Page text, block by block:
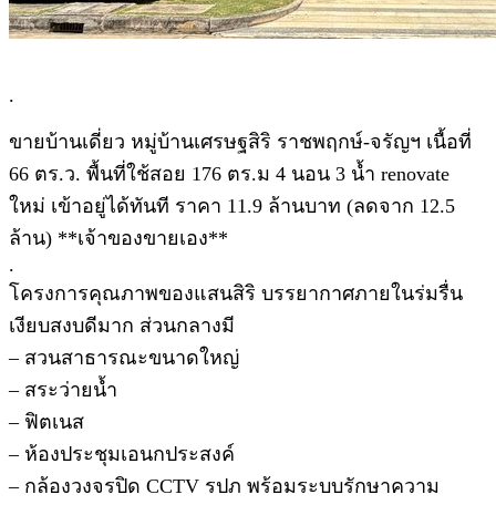
.
ขายบ้านเดี่ยว หมู่บ้านเศรษฐสิริ ราชพฤกษ์-จรัญฯ เนื้อที่
66 ตร.ว. พื้นที่ใช้สอย 176 ตร.ม 4 นอน 3 น้ำ renovate
ใหม่ เข้าอยู่ได้ทันที ราคา 11.9 ล้านบาท (ลดจาก 12.5
ล้าน) **เจ้าของขายเอง**
.
โครงการคุณภาพของแสนสิริ บรรยากาศภายในร่มรื่น
เงียบสงบดีมาก ส่วนกลางมี
– สวนสาธารณะขนาดใหญ่
– สระว่ายน้ำ
– ฟิตเนส
– ห้องประชุมเอนกประสงค์
– กล้องวงจรปิด CCTV รปภ พร้อมระบบรักษาความ